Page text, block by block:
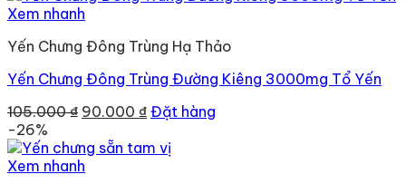
90.000 ₫.
Xem nhanh
Yến Chưng Đông Trùng Hạ Thảo
Yến Chưng Đông Trùng Đường Kiêng 3000mg Tổ Yến
105.000₫ Giá
là:
105.000 ₫.
90.000 ₫Giá
tại
Đặt hàng
-26%
Xem nhanh